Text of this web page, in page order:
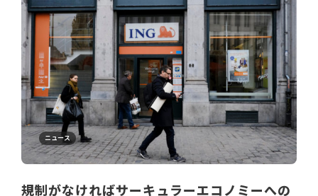
ニュース
規制がなければサーキュラーエコノミーへの